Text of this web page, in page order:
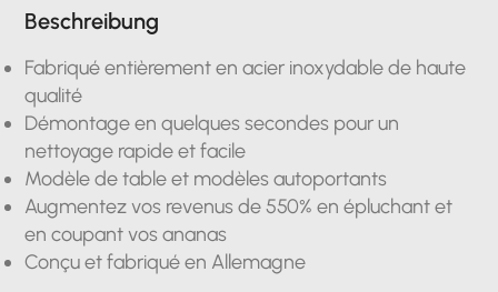
Beschreibung
Fabriqué entièrement en acier inoxydable de haute
qualité
Démontage en quelques secondes pour un
nettoyage rapide et facile
Modèle de table et modèles autoportants
Augmentez vos revenus de 550% en épluchant et
en coupant vos ananas
Conçu et fabriqué en Allemagne